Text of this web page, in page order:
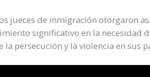
jueces de inmigración otorgaron
significativo en la necesidad
persecución y la violencia en sus